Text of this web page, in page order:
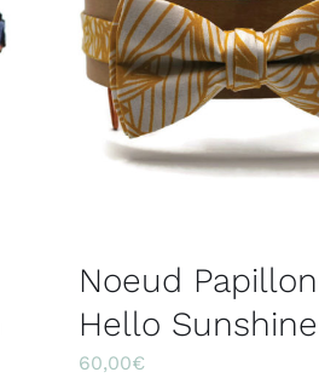
Noeud
Hello Sunshine
60,00€